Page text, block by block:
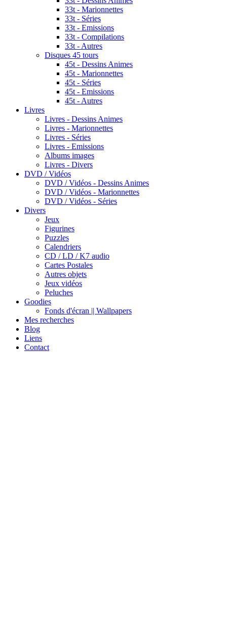
33t - Marionnettes
33t - Séries
33t - Emissions
33t - Compilations
33t - Autres
Disques 45 tours
45t - Dessins Animes
45t - Marionnettes
45t - Séries
45t - Emissions
45t - Autres
Livres
Livres - Dessins Animes
Livres - Marionnettes
Livres - Séries
Livres - Emissions
Albums images
Livres - Divers
DVD / Vidéos
DVD / Vidéos - Dessins Animes
DVD / Vidéos - Marionnettes
DVD / Vidéos - Séries
Divers
Jeux
Figurines
Puzzles
Calendriers
CD / LD / K7 audio
Cartes Postales
Autres objets
Jeux vidéos
Peluches
Goodies
Fonds d'écran || Wallpapers
Mes recherches
Blog
Liens
Contact